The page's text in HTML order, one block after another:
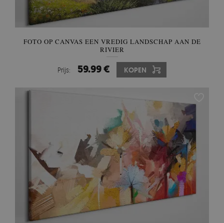
FOTO OP CANVAS EEN VREDIG LANDSCHAP AAN DE
RIVIER
Prijs: 59.99 € KOPEN